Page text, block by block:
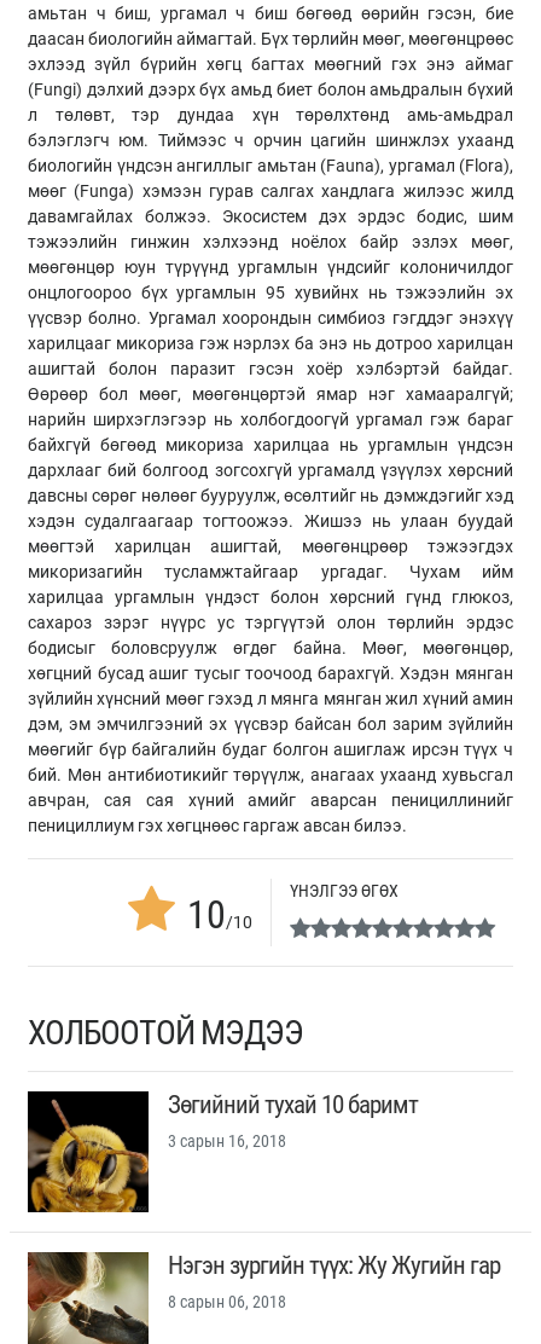
амьтан ч биш, ургамал ч биш бөгөөд өөрийн гэсэн, бие
даасан биологийн аймагтай. Бүх төрлийн мөөг, мөөгөнцрөөс
эхлээд зүйл бүрийн хөгц багтах мөөгний гэх энэ аймаг
(Fungi) дэлхий дээрх бүх амьд биет болон амьдралын бүхий
л төлөвт, тэр дундаа хүн төрөлхтөнд амь-амьдрал
бэлэглэгч юм. Тиймээс ч орчин цагийн шинжлэх ухаанд
биологийн үндсэн ангиллыг амьтан (Fauna), ургамал (Flora),
мөөг (Funga) хэмээн гурав салгах хандлага жилээс жилд
давамгайлах болжээ. Экосистем дэх эрдэс бодис, шим
тэжээлийн гинжин хэлхээнд ноёлох байр эзлэх мөөг,
мөөгөнцөр юун түрүүнд ургамлын үндсийг колоничилдог
онцлогоороо бүх ургамлын 95 хувийнх нь тэжээлийн эх
үүсвэр болно. Ургамал хоорондын симбиоз гэгддэг энэхүү
харилцааг микориза гэж нэрлэх ба энэ нь дотроо харилцан
ашигтай болон паразит гэсэн хоёр хэлбэртэй байдаг.
Өөрөөр бол мөөг, мөөгөнцөртэй ямар нэг хамааралгүй;
нарийн ширхэглэгээр нь холбогдоогүй ургамал гэж бараг
байхгүй бөгөөд микориза харилцаа нь ургамлын үндсэн
дархлааг бий болгоод зогсохгүй ургамалд үзүүлэх хөрсний
давсны сөрөг нөлөөг бууруулж, өсөлтийг нь дэмждэгийг хэд
хэдэн судалгаагаар тогтоожээ. Жишээ нь улаан буудай
мөөгтэй харилцан ашигтай, мөөгөнцрөөр тэжээгдэх
микоризагийн тусламжтайгаар ургадаг. Чухам ийм
харилцаа ургамлын үндэст болон хөрсний гүнд глюкоз,
сахароз зэрэг нүүрс ус тэргүүтэй олон төрлийн эрдэс
бодисыг боловсруулж өгдөг байна. Мөөг, мөөгөнцөр,
хөгцний бусад ашиг тусыг тоочоод барахгүй. Хэдэн мянган
зүйлийн хүнсний мөөг гэхэд л мянга мянган жил хүний амин
дэм, эм эмчилгээний эх үүсвэр байсан бол зарим зүйлийн
мөөгийг бүр байгалийн будаг болгон ашиглаж ирсэн түүх ч
бий. Мөн антибиотикийг төрүүлж, анагаах ухаанд хувьсгал
авчран, сая сая хүний амийг аварсан пенициллинийг
пенициллиум гэх хөгцнөөс гаргаж авсан билээ.
10/10
ҮНЭЛГЭЭ ӨГӨХ
ХОЛБООТОЙ МЭДЭЭ
Зөгийний тухай 10 баримт
3 сарын 16, 2018
Нэгэн зургийн түүх: Жу Жугийн гар
8 сарын 06, 2018